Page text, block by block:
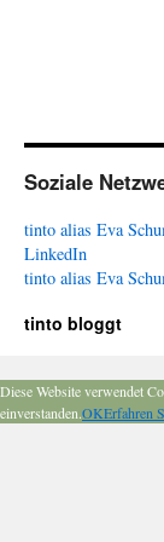
Soziale
tinto alias Eva
LinkedIn
tinto alias Eva
tinto bloggt
Diese Website verwendet
einverstanden.OKErfahren